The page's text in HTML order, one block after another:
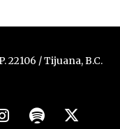
22106 / Tijuana, B.C.